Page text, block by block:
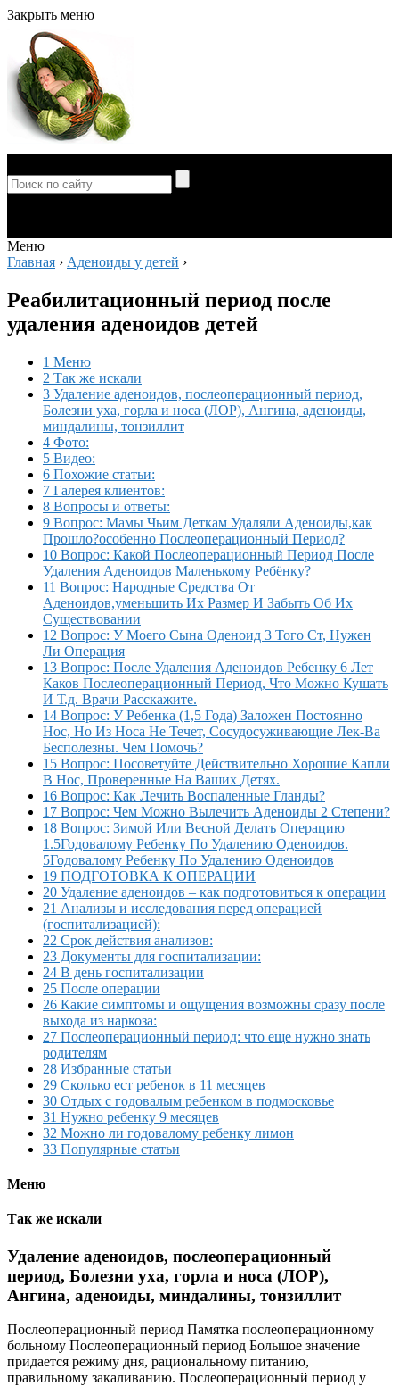
Закрыть меню
Меню
Главная › Аденоиды у детей ›
Реабилитационный период после
удаления аденоидов детей
1 Меню
2 Так же искали
3 Удаление аденоидов, послеоперационный период,
Болезни уха, горла и носа (ЛОР), Ангина, аденоиды,
миндалины, тонзиллит
4 Фото:
5 Видео:
6 Похожие статьи:
7 Галерея клиентов:
8 Вопросы и ответы:
9 Вопрос: Мамы Чьим Деткам Удаляли Аденоиды,как
Прошло?особенно Послеоперационный Период?
10 Вопрос: Какой Послеоперационный Период После
Удаления Аденоидов Маленькому Ребёнку?
11 Вопрос: Народные Средства От
Аденоидов,уменьшить Их Размер И Забыть Об Их
Существовании
12 Вопрос: У Моего Сына Оденоид 3 Того Ст, Нужен
Ли Операция
13 Вопрос: После Удаления Аденоидов Ребенку 6 Лет
Каков Послеоперационный Период, Что Можно Кушать
И Т.д. Врачи Расскажите.
14 Вопрос: У Ребенка (1,5 Года) Заложен Постоянно
Нос, Но Из Носа Не Течет, Сосудосуживающие Лек-Ва
Бесполезны. Чем Помочь?
15 Вопрос: Посоветуйте Действительно Хорошие Капли
В Нос, Проверенные На Ваших Детях.
16 Вопрос: Как Лечить Воспаленные Гланды?
17 Вопрос: Чем Можно Вылечить Аденоиды 2 Степени?
18 Вопрос: Зимой Или Весной Делать Операцию
1.5Годовалому Ребенку По Удалению Оденоидов.
5Годовалому Ребенку По Удалению Оденоидов
19 ПОДГОТОВКА К ОПЕРАЦИИ
20 Удаление аденоидов – как подготовиться к операции
21 Анализы и исследования перед операцией
(госпитализацией):
22 Срок действия анализов:
23 Документы для госпитализации:
24 В день госпитализации
25 После операции
26 Какие симптомы и ощущения возможны сразу после
выхода из наркоза:
27 Послеоперационный период: что еще нужно знать
родителям
28 Избранные статьи
29 Сколько ест ребенок в 11 месяцев
30 Отдых с годовалым ребенком в подмосковье
31 Нужно ребенку 9 месяцев
32 Можно ли годовалому ребенку лимон
33 Популярные статьи
Меню
Так же искали
Удаление аденоидов, послеоперационный
период, Болезни уха, горла и носа (ЛОР),
Ангина, аденоиды, миндалины, тонзиллит
Послеоперационный период Памятка послеоперационному
больному Послеоперационный период Большое значение
придается режиму дня, рацио­нальному питанию,
правильному закаливанию. Послеоперационный период у